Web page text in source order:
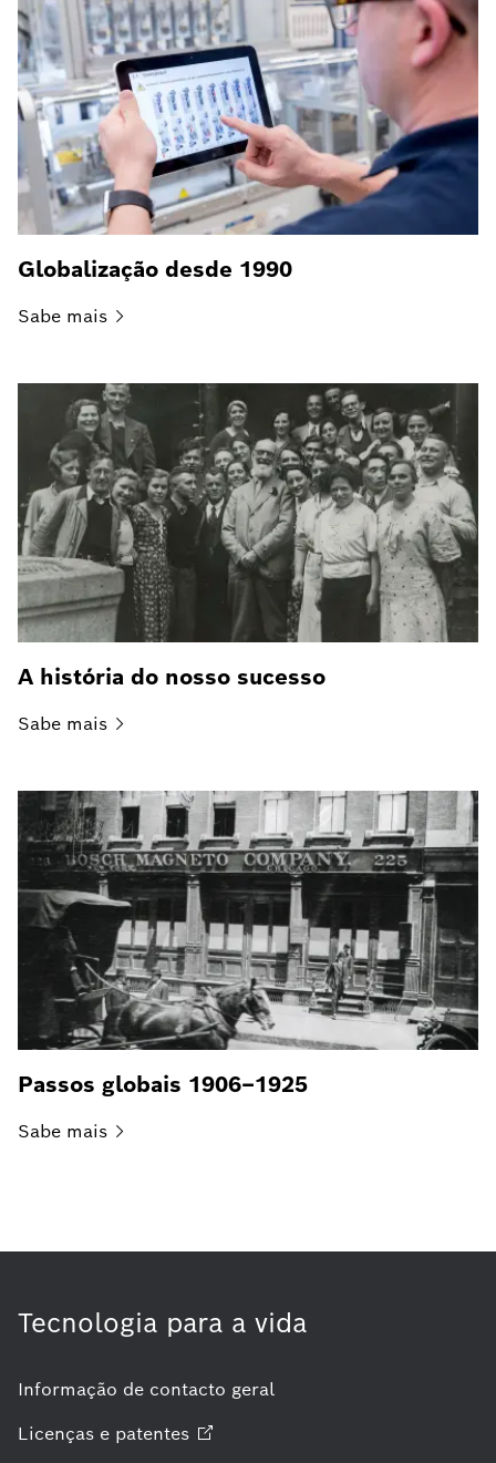
Globalização desde 1990
Sabe mais
A história do nosso sucesso
Sabe mais
Passos globais 1906–1925
Sabe mais
Tecnologia para a vida
Informação de contacto geral
Licenças e patentes